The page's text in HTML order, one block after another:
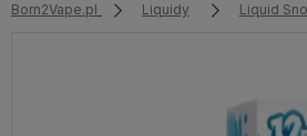
Born2Vape.pl Liquidy Liquid